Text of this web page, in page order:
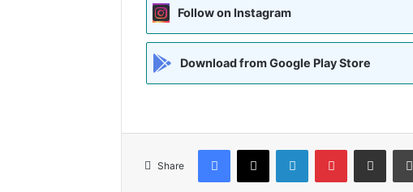
Follow on Instagram
Download from Google Play Store
Share
Facebook
X LinkedInPinterestShare via Email